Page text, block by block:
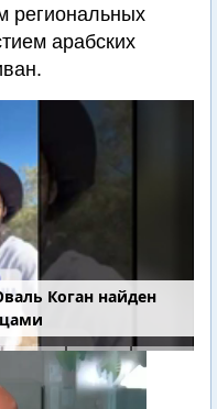
региональных
арабских
Коган найден